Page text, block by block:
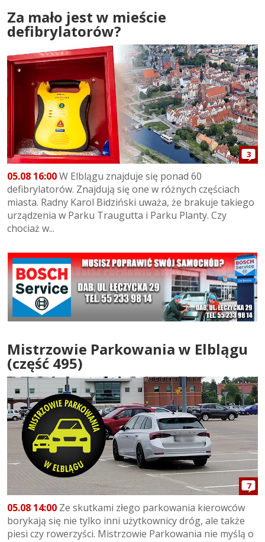
Za mało jest w mieście
defibrylatorów?
3
05.08 16:00W Elblągu znajduje się ponad 60
defibrylatorów. Znajdują się one w różnych częściach
miasta. Radny Karol Bidziński uważa, że brakuje takiego
urządzenia w Parku Traugutta i Parku Planty. Czy
chociaż w...
Mistrzowie Parkowania w Elblągu
(część 495)
7
05.08 14:00 Ze skutkami złego parkowania kierowców
borykają się nie tylko inni użytkownicy dróg, ale także
piesi czy rowerzyści. Mistrzowie Parkowania nie myślą o